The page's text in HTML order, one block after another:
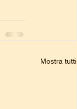
Mostra tutti